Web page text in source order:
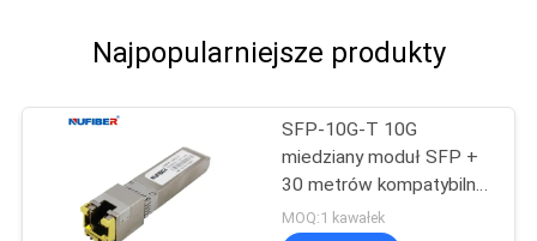
Najpopularniejsze produkty
SFP-10G-T 10G
miedziany moduł SFP +
30 metrów kompatybilny
z Cisco
MOQ:1 kawałek